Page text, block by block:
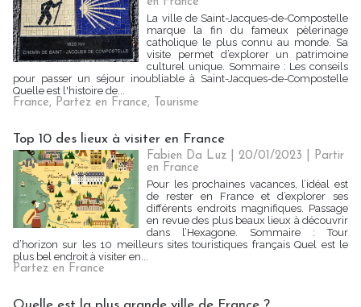
La ville de Saint-Jacques-de-Compostelle
marque la fin du fameux pèlerinage
catholique le plus connu au monde. Sa
visite permet d’explorer un patrimoine
culturel unique. Sommaire : Les conseils
pour passer un séjour inoubliable à Saint-Jacques-de-Compostelle
Quelle est l'histoire de...
France, Partez en France, Tourisme
Top 10 des lieux à visiter en France
Fabien Da Luz | 20/01/2023
Partir
en France
Pour les prochaines vacances, l’idéal est
de rester en France et d’explorer ses
différents endroits magnifiques. Passage
en revue des plus beaux lieux à découvrir
dans l’Hexagone. Sommaire : Tour
d’horizon sur les 10 meilleurs sites touristiques français Quel est le
plus bel endroit à visiter en...
Partez en France